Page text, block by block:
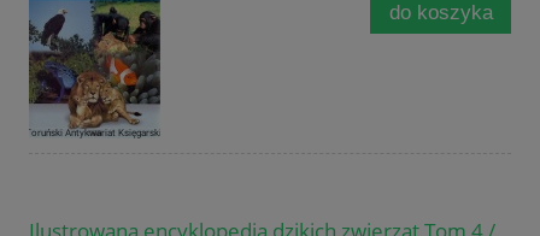
do koszyka
Ilustrowana encyklopedia dzikich zwierząt Tom 4 /